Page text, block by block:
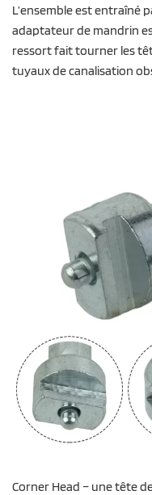
L’ensemble est entraîné
adaptateur de mandrin
ressort fait tourner les
tuyaux de canalisation
Corner Head – une tête